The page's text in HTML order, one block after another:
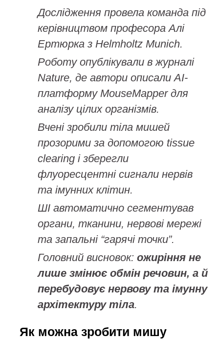
Дослідження провела команда під
керівництвом професора Алі
Ертюрка з Helmholtz Munich.
Роботу опублікували в журналі
Nature, де автори описали AI-
платформу MouseMapper для
аналізу цілих організмів.
Вчені зробили тіла мишей
прозорими за допомогою tissue
clearing і зберегли
флуоресцентні сигнали нервів
та імунних клітин.
ШІ автоматично сегментував
органи, тканини, нервові мережі
та запальні “гарячі точки”.
Головний висновок:ожиріння не
лише змінює обмін речовин, а й
перебудовує нервову та імунну
архітектуру тіла.
Як можна зробити мишу